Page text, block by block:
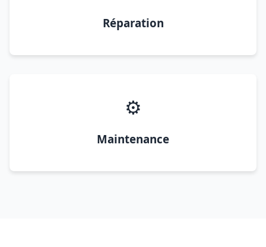
Réparation
⚙️
Maintenance